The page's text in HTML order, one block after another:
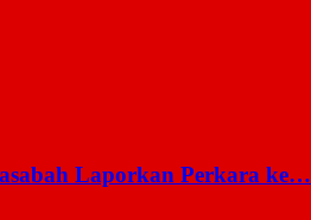
Laporkan Perkara ke…